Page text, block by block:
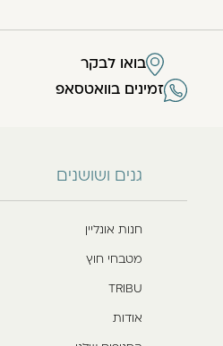
גנים ושושנים
חנות אונליין
מטבחי חוץ
TRIBU
אודות
בואו לבקר
זמינים בוואטסאפ